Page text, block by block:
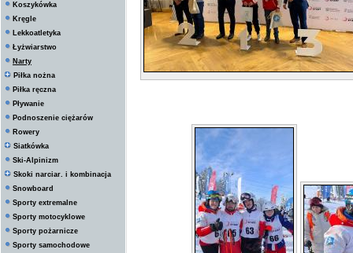
Koszykówka
Kręgle
Lekkoatletyka
Łyżwiarstwo
Narty
Piłka nożna
Piłka ręczna
Pływanie
Podnoszenie ciężarów
Rowery
Siatkówka
Ski-Alpinizm
Skoki narciar. i kombinacja
Snowboard
Sporty extremalne
Sporty motocyklowe
Sporty pożarnicze
Sporty samochodowe